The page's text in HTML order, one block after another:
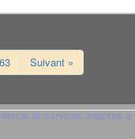
et services adaptés
63 Suivant »